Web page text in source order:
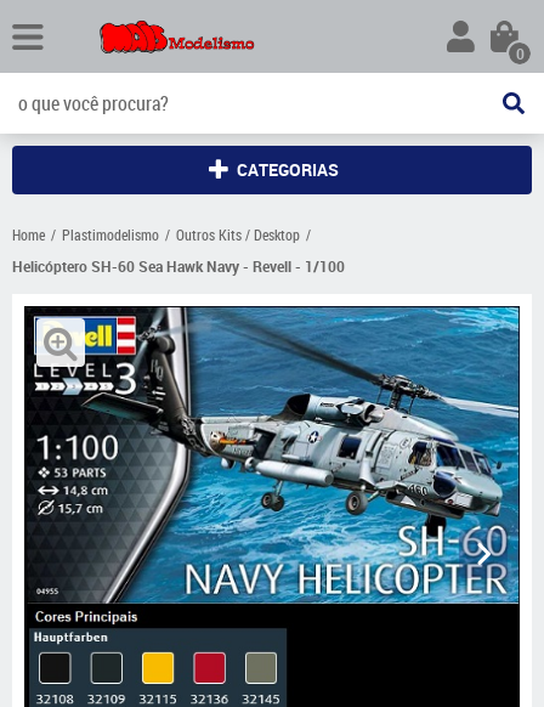
0
CATEGORIAS
Home Plastimodelismo
Outros Kits / Desktop
Helicóptero SH-60 Sea Hawk Navy - Revell - 1/100